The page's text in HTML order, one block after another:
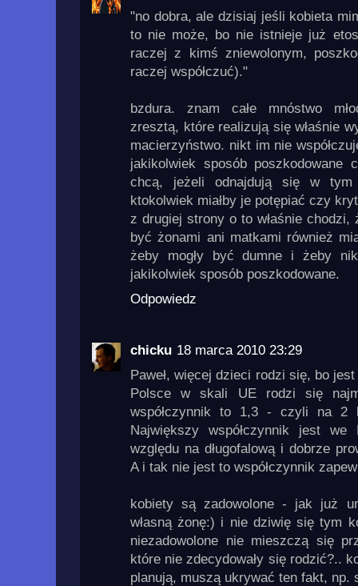
"no dobra, ale dzisiaj jeśli kobieta
to nie może, bo nie istnieje już
raczej z kimś zniewolonym,
raczej współczuć)."
bzdura. znam całe mnóstwo
zresztą, które realizują się właśnie
macierzyństwo. nikt im nie
jakikolwiek sposób
chcą, jeżeli odnajdują się w tym
ktokolwiek miałby je potępiać czy
z drugiej strony o to właśnie
być żonami ani matkami również
żeby mogły być dumne i żeby
jakikolwiek sposób poszkodowane.
Odpowiedz
chicku 18 marca 2010 23:29
Paweł, więcej dzieci rodzi się, bo
Polsce w skali UE rodzi się
współczynnik to 1,3 - czyli na 2
Największy współczynnik jest
względu na długofalową i dobrze
A i tak nie jest to współczynnik
kobiety są zadowolone - jak już
własną żonę:) i nie dziwię się tym
niezadowolone nie mieszczą się
które nie zdecydowały się rodzić?..
planują, muszą ukrywać ten fakt, np.